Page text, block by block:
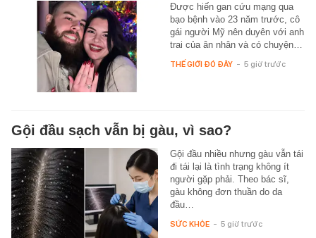
Được hiến gan cứu mạng qua
bạo bệnh vào 23 năm trước, cô
gái người Mỹ nên duyên với anh
trai của ân nhân và có chuyện…
THẾ GIỚI ĐÓ ĐÂY - 5 giờ trước
Gội đầu sạch vẫn bị gàu, vì sao?
Gội đầu nhiều nhưng gàu vẫn tái
đi tái lại là tình trạng không ít
người gặp phải. Theo bác sĩ,
gàu không đơn thuần do da
đầu…
SỨC KHỎE - 5 giờ trước